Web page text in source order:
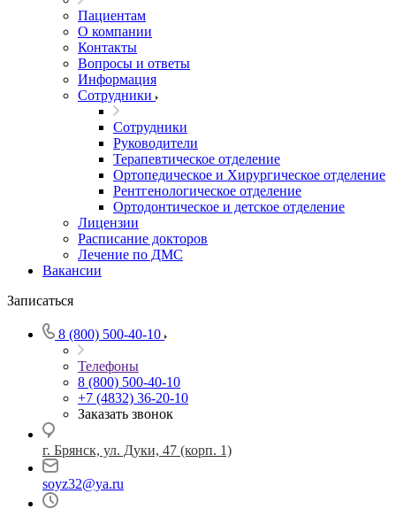
Пациентам
О компании
Контакты
Вопросы и ответы
Информация
Сотрудники
Сотрудники
Руководители
Терапевтическое отделение
Ортопедическое и Хирургическое отделение
Рентгенологическое отделение
Ортодонтическое и детское отделение
Лицензии
Расписание докторов
Лечение по ДМС
Вакансии
Записаться
8 (800) 500-40-10
Телефоны
8 (800) 500-40-10
+7 (4832) 36-20-10
Заказать звонок
г. Брянск, ул. Дуки, 47 (корп. 1)
soyz32@ya.ru